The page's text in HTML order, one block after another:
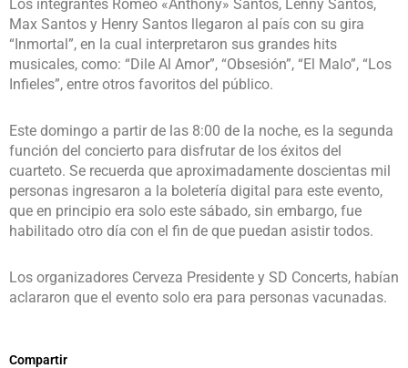
Los integrantes Romeo «Anthony» Santos, Lenny Santos,
Max Santos y Henry Santos llegaron al país con su gira
“Inmortal”, en la cual interpretaron sus grandes hits
musicales, como: “Dile Al Amor”, “Obsesión”, “El Malo”, “Los
Infieles”, entre otros favoritos del público.
Este domingo a partir de las 8:00 de la noche, es la segunda
función del concierto para disfrutar de los éxitos del
cuarteto. Se recuerda que aproximadamente doscientas mil
personas ingresaron a la boletería digital para este evento,
que en principio era solo este sábado, sin embargo, fue
habilitado otro día con el fin de que puedan asistir todos.
Los organizadores Cerveza Presidente y SD Concerts, habían
aclararon que el evento solo era para personas vacunadas.
Compartir